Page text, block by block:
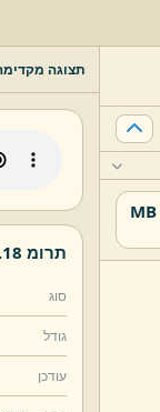
תצוגה
תרומ 18.
סוג
גודל
עודכן